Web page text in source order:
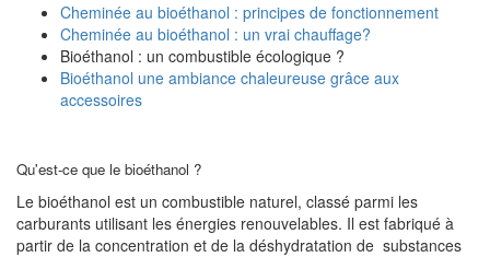
Cheminée au bioéthanol : principes de fonctionnement
Cheminée au bioéthanol : un vrai chauffage?
Bioéthanol : un combustible écologique ?
Bioéthanol une ambiance chaleureuse grâce aux
accessoires
Qu'est-ce que le bioéthanol ?
Le bioéthanol est un combustible naturel, classé parmi les
carburants utilisant les énergies renouvelables. Il est fabriqué à
partir de la concentration et de la déshydratation de substances